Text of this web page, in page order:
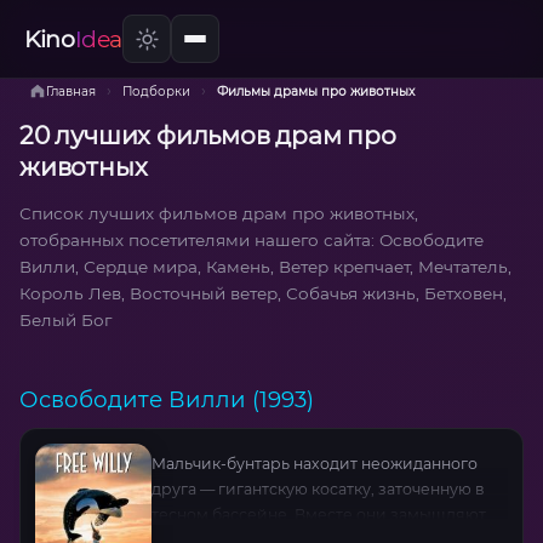
KinoIdea
Главная › Подборки › Фильмы драмы про животных
20 лучших фильмов драм про
животных
Список лучших фильмов драм про животных,
отобранных посетителями нашего сайта: Освободите
Вилли, Сердце мира, Камень, Ветер крепчает, Мечтатель,
Король Лев, Восточный ветер, Собачья жизнь, Бетховен,
Белый Бог
Освободите Вилли (1993)
Мальчик-бунтарь находит неожиданного
друга — гигантскую косатку, заточенную в